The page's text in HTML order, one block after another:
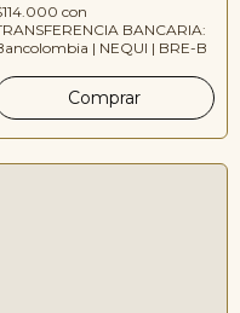
con
BANCARIA:
| NEQUI | BRE-B